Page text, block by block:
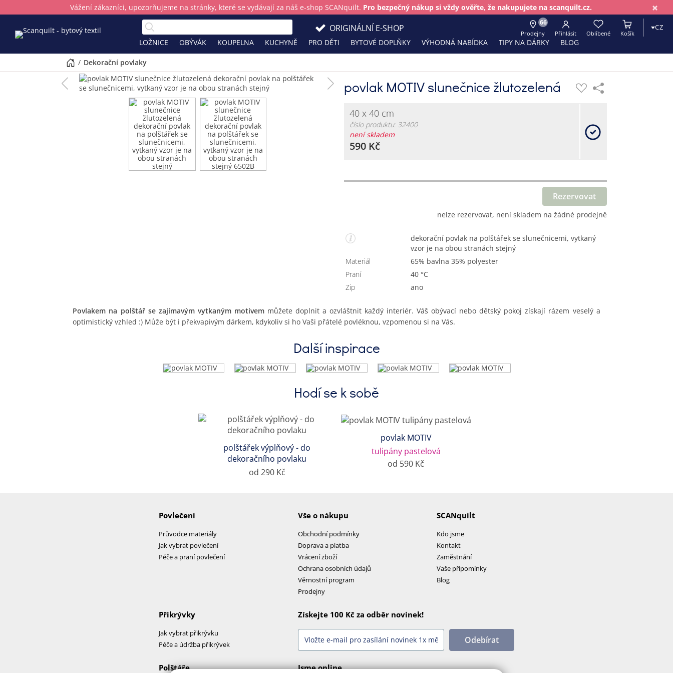
×
Vážení zákazníci, upozorňujeme na stránky, které se vydávají za náš e-shop SCANquilt. Pro bezpečný nákup si vždy ověřte, že nakupujete na scanquilt.cz.
LOŽNICE OBÝVÁK KOUPELNA KUCHYNĚ PRO DĚTI BYTOVÉ DOPLŇKY VÝHODNÁ NABÍDKA TIPY NA DÁRKY BLOG
66
Prodejny Přihlásit Oblíbené Košík
CZ
ORIGINÁLNÍ E-SHOP
/ dekorační povlaky
povlak MOTIV slunečnice žlutozelená
40 x 40 cm
číslo produktu: 32400
není skladem
590 Kč
Rezervovat
nelze rezervovat, není skladem na žádné prodejně
dekorační povlak na polštářek se slunečnicemi, vytkaný
vzor je na obou stranách stejný
Materiál
65% bavlna 35% polyester
Praní
40 °C
Zip
Ano
Povlakem na polštář se zajímavým vytkaným motivemmůžete doplnit a ozvláštnit každý interiér. Váš obývací nebo dětský pokoj získají rázem veselý a
optimistický vzhled :) Může být i překvapivým dárkem, kdykoliv si ho Vaši přátelé povléknou, vzpomenou si na Vás.
Další inspirace
Hodí se k sobě
polštářek výplňový - do
dekoračního povlaku
od 290 Kč
povlak MOTIV
tulipány pastelová
od 590 Kč
Povlečení
Průvodce materiály
Jak vybrat povlečení
Péče a praní povlečení
Vše o nákupu
Obchodní podmínky
Doprava a platba
Vrácení zboží
Ochrana osobních údajů
Věrnostní program
Prodejny
SCANquilt
Kdo jsme
Kontakt
Zaměstnání
Vaše připomínky
Blog
Přikrývky
Jak vybrat přikrývku
Péče a údržba přikrývek
Polštáře
Získejte 100 Kč za odběr novinek!
Odebírat
Jsme online